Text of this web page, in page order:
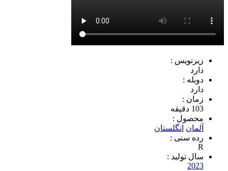
زیرنویس :
دارد
دوبله :
دارد
زمان :
103 دقیقه
محصول :
آلمان انگلستان
رده سنی :
R
سال تولید :
2023